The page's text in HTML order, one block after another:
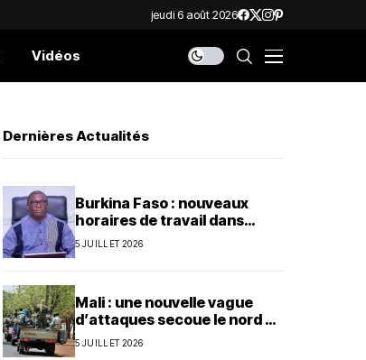
jeudi 6 août 2026
Vidéos
Dernières Actualités
Burkina Faso : nouveaux
horaires de travail dans
l’administration publique
5 JUILLET 2026
Mali : une nouvelle vague
d’attaques secoue le nord et
le centre du pays
5 JUILLET 2026